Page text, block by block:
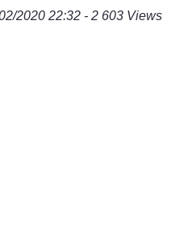
2020 22:32 - 2 603 Views